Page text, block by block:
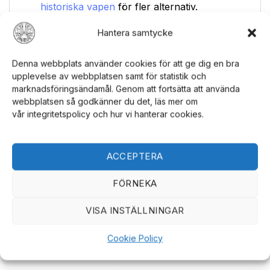
Hantera samtycke
Denna webbplats använder cookies för att ge dig en bra
upplevelse av webbplatsen samt för statistik och
marknadsföringsändamål. Genom att fortsätta att använda
webbplatsen så godkänner du det, läs mer om
vår integritetspolicy och hur vi hanterar cookies.
ACCEPTERA
FÖRNEKA
VISA INSTÄLLNINGAR
Cookie Policy
historiska vapen för fler alternativ.
Robin of Locksley svärd:
Inspirerat av
Utsmyckning i gjuten metall på grepp:
Detaljerat grepp med utsmyckning i gjuten
metall för ett elegant utseende.
Inkluderar skida med utsmyckning i gjuten
också med utsmyckning i gjuten metall, för
säker förvaring och transport. Utforska
vårt sortiment avBlades USA produkter.
RELATERADE PRODUKTER